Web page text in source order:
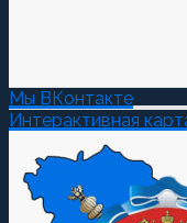
Мы ВКонтакте
Интерактивная